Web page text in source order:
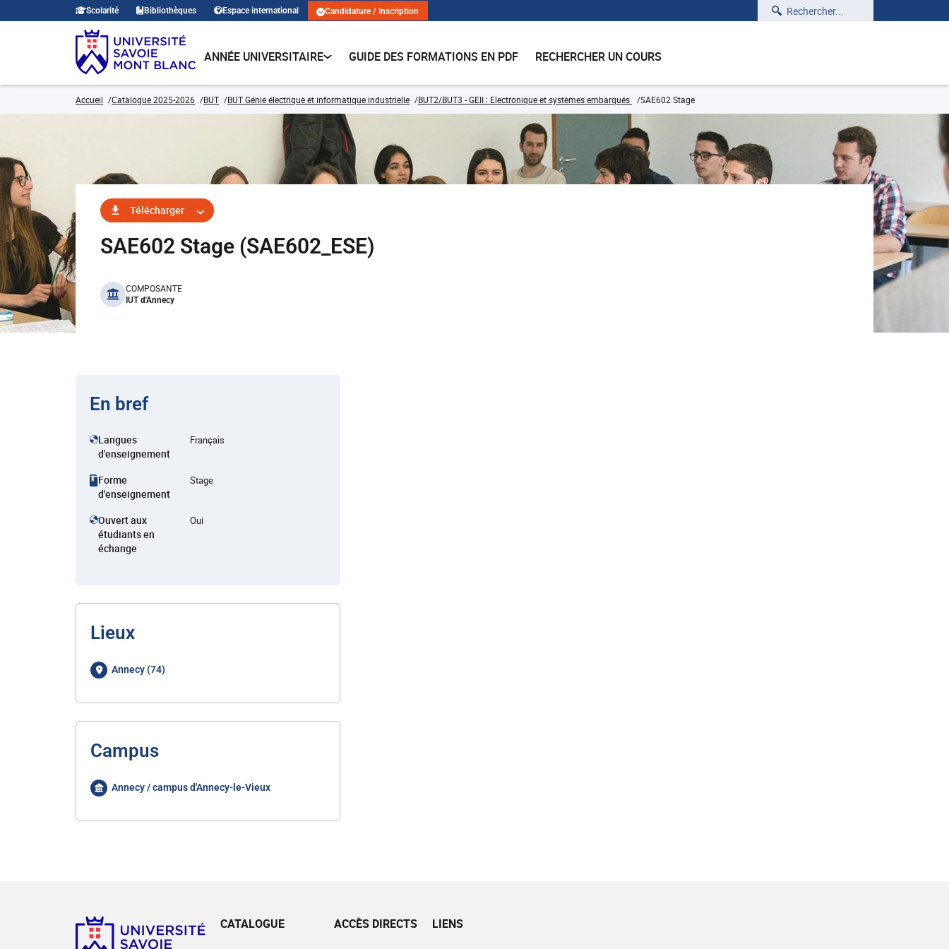
Scolarité Bibliothèques Espace international Candidature / Inscription Rechercher
ANNÉE UNIVERSITAIRE GUIDE DES FORMATIONS EN PDF RECHERCHER UN COURS
Accueil Catalogue 2025-2026 BUT BUT Génie électrique et informatique industrielle BUT2/BUT3 - GEII : Electronique et systèmes embarqués SAE602 Stage
Télécharger
SAE602 Stage (SAE602_ESE)
benefits
COMPOSANTE
IUT d'Annecy
En bref
Langues
d'enseignement
Français
Forme
d'enseignement
Stage
Ouvert aux
étudiants en
échange
Oui
Lieux
Annecy (74)
Campus
Annecy / campus d'Annecy-le-Vieux
CATALOGUE ACCÈS DIRECTS LIENS